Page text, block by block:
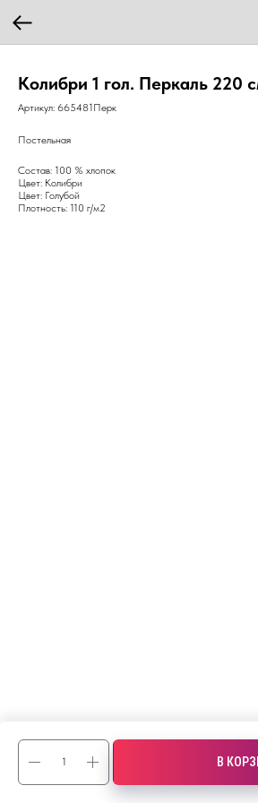
Колибри 1 гол. Перкаль 220
Артикул: 665481Перк
В
Постельная
Состав: 100 % хлопок
Цвет: Колибри
Цвет: Голубой
Плотность: 110 г/м2